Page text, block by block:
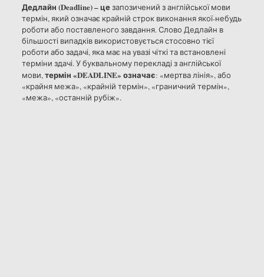
Дедлайн (Deadline) – цезапозичений з англійської мови
термін, який означає крайній строк виконання якої-небудь
роботи або поставленого завдання. Слово Дедлайн в
більшості випадків використовується стосовно тієї
роботи або задачі, яка має на увазі чіткі та встановлені
терміни здачі. У буквальному перекладі з англійської
мови,термін «DEADLINE» означає: «мертва лінія», або
«крайня межа», «крайній термін», «граничний термін»,
«межа», «останній рубіж».